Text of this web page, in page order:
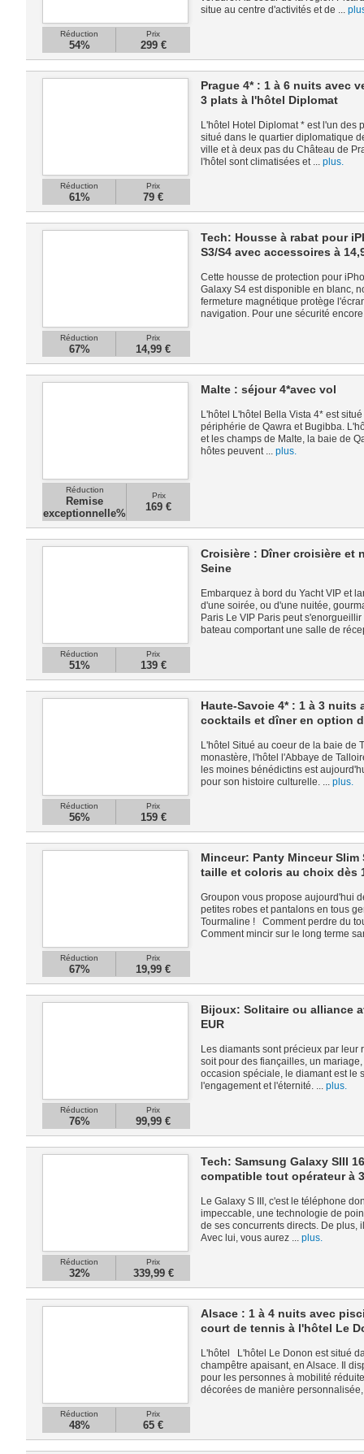
Réduction
54%
Prix
299 €
situe au centre d'activités et de ...
Réduction
61%
Prix
79 €
Prague 4* : 1 à 6 nuits avec
3 plats à l'hôtel Diplomat
L'hôtel Hotel Diplomat * est l'un des
situé dans le quartier diplomatique
ville et à deux pas du Château de
l'hôtel sont climatisées et ... plus.
Réduction
67%
Prix
14,99 €
Tech: Housse à rabat pour
S3/S4 avec accessoires à
Cette housse de protection pour
Galaxy S4 est disponible en blanc,
fermeture magnétique protège
navigation. Pour une sécurité
Réduction
Remise
exceptionnelle%
Prix
169 €
Malte : séjour 4*avec vol
L'hôtel L'hôtel Bella Vista 4* est
périphérie de Qawra et Bugibba.
et les champs de Malte, la baie de
hôtes peuvent ... plus.
Réduction
51%
Prix
139 €
Croisière : Dîner croisière et
Seine
Embarquez à bord du Yacht VIP et
d'une soirée, ou d'une nuitée,
Paris Le VIP Paris peut
bateau comportant une salle de
Réduction
56%
Prix
159 €
Haute-Savoie 4* : 1 à 3 nuits
cocktails et dîner en option
L'hôtel Situé au coeur de la baie de
monastère, l'hôtel l'Abbaye de
les moines bénédictins est
pour son histoire culturelle. ... plus.
Réduction
67%
Prix
19,99 €
Minceur: Panty Minceur Slim
taille et coloris au choix dès
Groupon vous propose aujourd'hui
petites robes et pantalons en tous
Tourmaline ! Comment perdre du
Comment mincir sur le long terme
Réduction
76%
Prix
99,99 €
Bijoux: Solitaire ou alliance
EUR
Les diamants sont précieux par leur
soit pour des fiançailles, un
occasion spéciale, le diamant est le
l'engagement et l'éternité. ... plus.
Réduction
32%
Prix
339,99 €
Tech: Samsung Galaxy SIII
compatible tout opérateur à
Le Galaxy S III, c'est le téléphone
impeccable, une technologie de
de ses concurrents directs. De plus,
Avec lui, vous aurez ... plus.
Réduction
48%
Prix
65 €
Alsace : 1 à 4 nuits avec
court de tennis à l'hôtel Le
L'hôtel L'hôtel Le Donon est situé
champêtre apaisant, en Alsace. Il
pour les personnes à mobilité
décorées de manière